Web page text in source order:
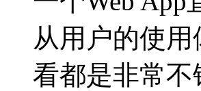
从用户的使
看都是非常